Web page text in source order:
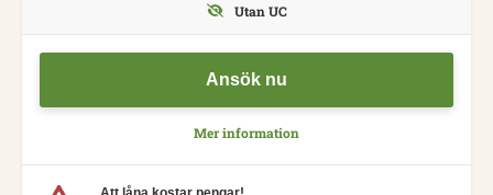
Ansök nu
Mer information
Utan UC